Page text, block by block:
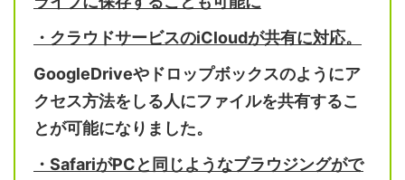
・クラウドサービスのiCloudが共有に対応。
GoogleDriveやドロップボックスのようにア
クセス方法をしる人にファイルを共有するこ
とが可能になりました。
・ SafariがPCと同じようなブラウジングがで